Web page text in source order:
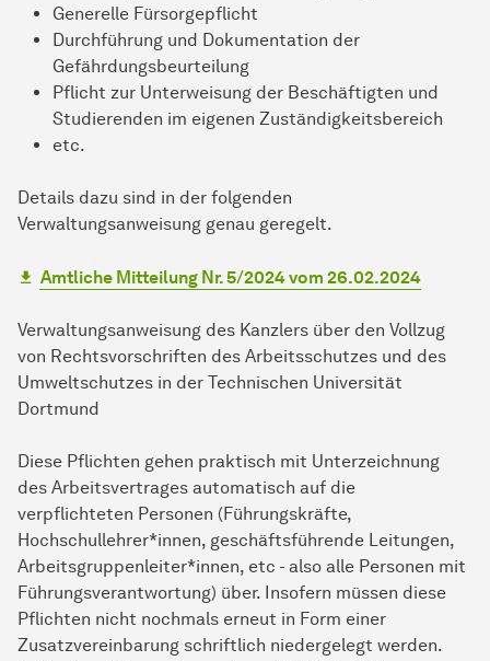
Generelle Fürsorgepflicht
Durchführung und Dokumentation der
Gefährdungsbeurteilung
Pflicht zur Unterweisung der Beschäftigten und
Studierenden im eigenen Zuständigkeitsbereich
etc.
Details dazu sind in der folgenden
Verwaltungsanweisung genau geregelt.
Amtliche Mitteilung Nr. 5/2024 vom 26.02.2024
Verwaltungsanweisung des Kanzlers über den Vollzug
von Rechtsvorschriften des Arbeitsschutzes und des
Umweltschutzes in der Technischen Universität
Dortmund
Diese Pflichten gehen praktisch mit Unterzeichnung
des Arbeitsvertrages automatisch auf die
verpflichteten Personen (Führungskräfte,
Hochschullehrer*innen, geschäftsführende Leitungen,
Arbeitsgruppenleiter*innen, etc - also alle Personen mit
Führungsverantwortung) über. Insofern müssen diese
Pflichten nicht nochmals erneut in Form einer
Zusatzvereinbarung schriftlich niedergelegt werden.